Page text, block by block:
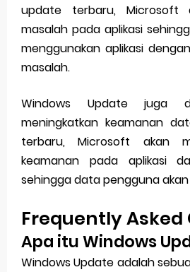
update terbaru, Microsoft
masalah pada aplikasi
menggunakan aplikasi
masalah.
Windows Update juga
meningkatkan keamanan
terbaru, Microsoft akan
keamanan pada aplikasi
sehingga data pengguna
Frequently Asked
Apa itu Windows
Windows Update adalah